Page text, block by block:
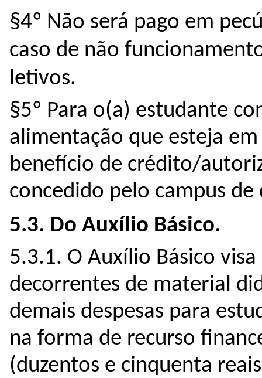
§4º Não será pago em
caso de não
letivos.
§5º Para o(a) estudante
alimentação que esteja
benefício de crédito/
concedido pelo campus de
5.3. Do Auxílio Básico.
5.3.1. O Auxílio Básico
decorrentes de material
demais despesas para
na forma de recurso
(duzentos e cinquenta